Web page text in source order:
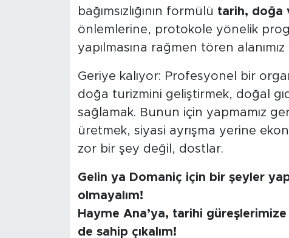
bağımsızlığının formülü tarih, doğa
önlemlerine, protokole yönelik
yapılmasına rağmen tören alanımız
Geriye kalıyor: Profesyonel bir
doğa turizmini geliştirmek, doğal
sağlamak. Bunun için yapmamız
üretmek, siyasi ayrışma yerine
zor bir şey değil, dostlar.
Gelin ya Domaniç için bir şeyler
olmayalım!
Hayme Ana’ya, tarihi güreşlerimize
de sahip çıkalım!